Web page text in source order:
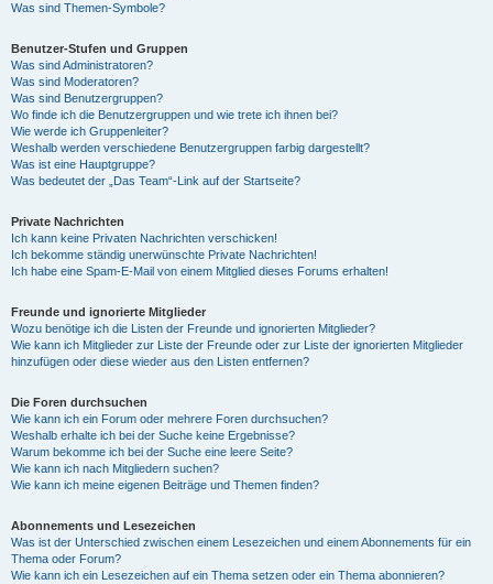
Was sind Themen-Symbole?
Benutzer-Stufen und Gruppen
Was sind Administratoren?
Was sind Moderatoren?
Was sind Benutzergruppen?
Wo finde ich die Benutzergruppen und wie trete ich ihnen bei?
Wie werde ich Gruppenleiter?
Weshalb werden verschiedene Benutzergruppen farbig dargestellt?
Was ist eine Hauptgruppe?
Was bedeutet der „Das Team“-Link auf der Startseite?
Private Nachrichten
Ich kann keine Privaten Nachrichten verschicken!
Ich bekomme ständig unerwünschte Private Nachrichten!
Ich habe eine Spam-E-Mail von einem Mitglied dieses Forums erhalten!
Freunde und ignorierte Mitglieder
Wozu benötige ich die Listen der Freunde und ignorierten Mitglieder?
Wie kann ich Mitglieder zur Liste der Freunde oder zur Liste der ignorierten Mitglieder
hinzufügen oder diese wieder aus den Listen entfernen?
Die Foren durchsuchen
Wie kann ich ein Forum oder mehrere Foren durchsuchen?
Weshalb erhalte ich bei der Suche keine Ergebnisse?
Warum bekomme ich bei der Suche eine leere Seite?
Wie kann ich nach Mitgliedern suchen?
Wie kann ich meine eigenen Beiträge und Themen finden?
Abonnements und Lesezeichen
Was ist der Unterschied zwischen einem Lesezeichen und einem Abonnements für ein
Thema oder Forum?
Wie kann ich ein Lesezeichen auf ein Thema setzen oder ein Thema abonnieren?